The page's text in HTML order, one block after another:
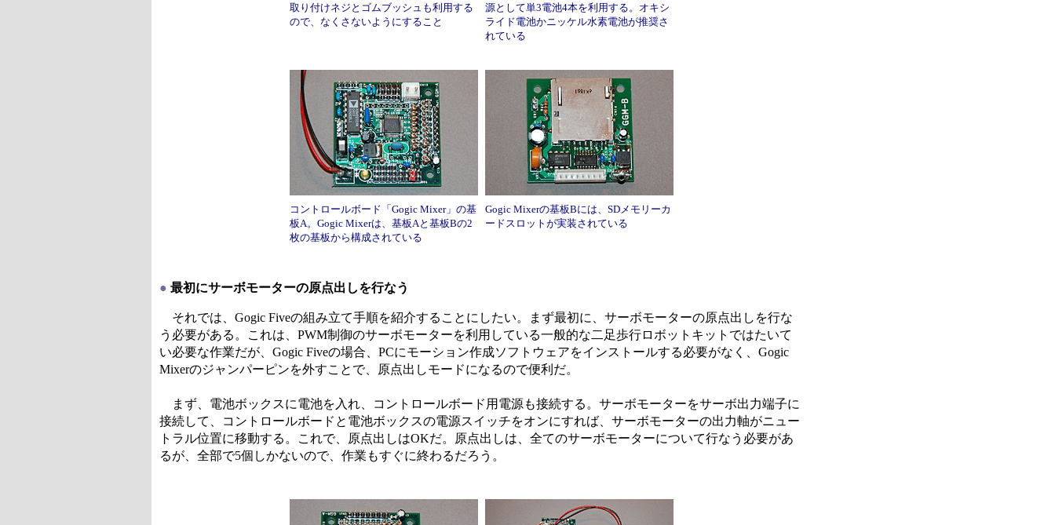
取り付けネジとゴムブッシュも利用する
ので、なくさないようにすること
源として単3電池4本を利用する。オキシ
ライド電池かニッケル水素電池が推奨さ
れている
コントロールボード「Gogic Mixer」の基
板A。Gogic Mixerは、基板Aと基板Bの2
枚の基板から構成されている
Gogic Mixerの基板Bには、SDメモリーカ
ードスロットが実装されている
● 最初にサーボモーターの原点出しを行なう
それでは、Gogic Fiveの組み立て手順を紹介することにしたい。まず最初に、サーボモーターの原点出しを行な
う必要がある。これは、PWM制御のサーボモーターを利用している一般的な二足歩行ロボットキットではたいて
い必要な作業だが、Gogic Fiveの場合、PCにモーション作成ソフトウェアをインストールする必要がなく、Gogic
Mixerのジャンパーピンを外すことで、原点出しモードになるので便利だ。
まず、電池ボックスに電池を入れ、コントロールボード用電源も接続する。サーボモーターをサーボ出力端子に
接続して、コントロールボードと電池ボックスの電源スイッチをオンにすれば、サーボモーターの出力軸がニュー
トラル位置に移動する。これで、原点出しはOKだ。原点出しは、全てのサーボモーターについて行なう必要があ
るが、全部で5個しかないので、作業もすぐに終わるだろう。